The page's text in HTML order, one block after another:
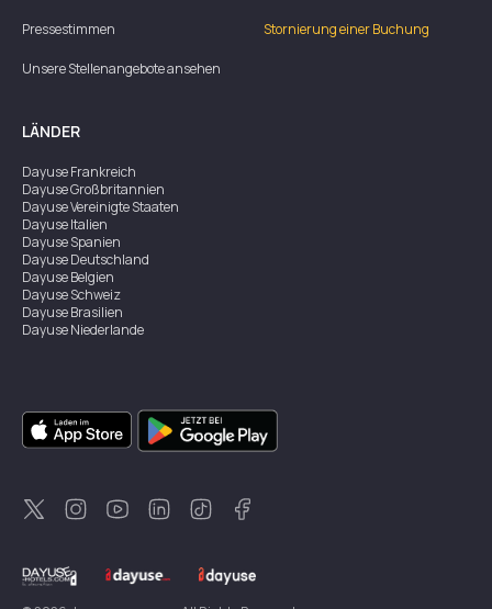
Pressestimmen
Unsere Stellenangebote ansehen
Stornierung einer Buchung
LÄNDER
DayuseFrankreich
DayuseGroßbritannien
DayuseVereinigte Staaten
DayuseItalien
DayuseSpanien
DayuseDeutschland
DayuseBelgien
DayuseSchweiz
DayuseBrasilien
DayuseNiederlande
DayuseSingapur
DayuseZweden
DayuseThailand
DayuseNeuseeland
DayuseTürkei